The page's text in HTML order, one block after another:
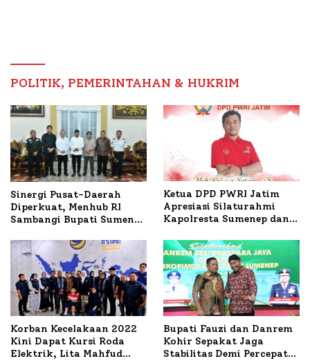
POLITIK, PEMERINTAHAN & HUKRIM
Sinergi Pusat-Daerah
Diperkuat, Menhub RI
Sambangi Bupati Sumenep
Mutiara Sentosa II
Ketua DPD PWRI Jatim
Apresiasi Silaturahmi
Kapolresta Sumenep dan
Ideal Polri-Pers
Korban Kecelakaan 2022
Kini Dapat Kursi Roda
Elektrik, Lita Mahfud
Bupati Fauzi dan Danrem
Kohir Sepakat Jaga
Stabilitas Demi Percepat